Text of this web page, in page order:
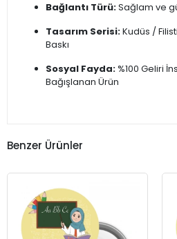
Bağlantı Türü:Sağlam ve
Tasarım Serisi:Kudüs /
Baskı
Sosyal Fayda: %100 Geliri
Bağışlanan Ürün
Benzer Ürünler